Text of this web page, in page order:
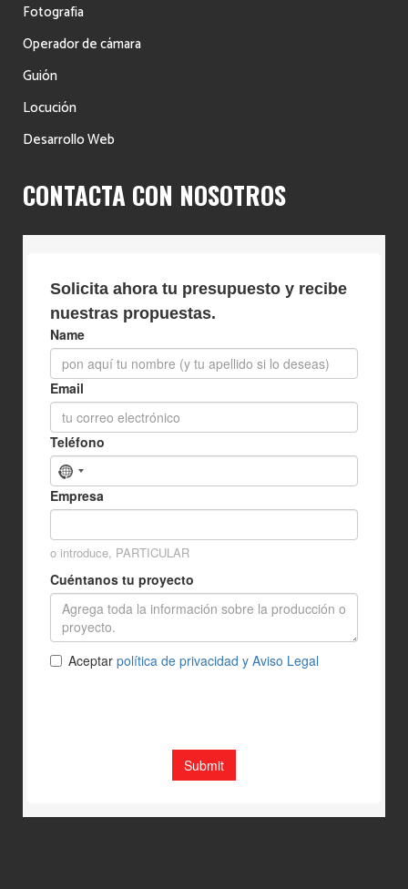
Fotografia
Operador de cámara
Guión
Locución
Desarrollo Web
CONTACTA CON NOSOTROS